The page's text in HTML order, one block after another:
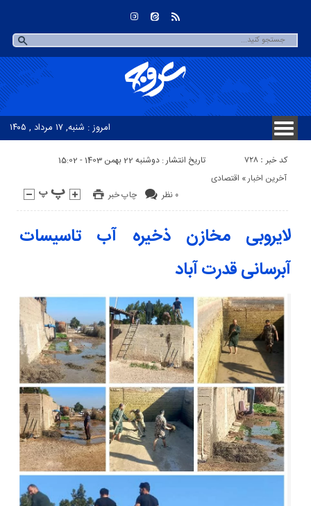
امروز : شنبه, ۱۷ مرداد , ۱۴۰۵
کد خبر : 728 تاریخ انتشار : دوشنبه 22 بهمن 1403 - 15:02
چاپ خبر ۰ نظر
اقتصادی «آخرین اخبار
لایروبی مخازن ذخیره آب تاسیسات
آبرسانی قدرت آباد